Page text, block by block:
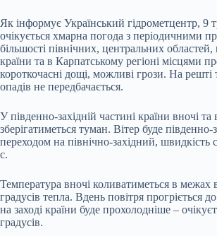
Як інформує Український гідрометцентр, 9
очікується хмарна погода з періодичними
більшості північних, центральних областей,
країни та в Карпатському регіоні місцями
короткочасні дощі, можливі грози. На решті
опадів не передбачається.
У південно-західній частині країни вночі та
зберігатиметься туман. Вітер буде південно-
переходом на північно-західний,
с.
Температура вночі коливатиметься в межах
градусів тепла. Вдень повітря прогріється
на заході країни буде прохолодніше –
градусів.